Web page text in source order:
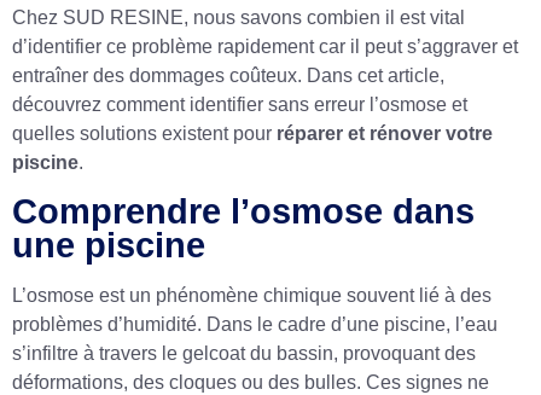
Chez SUD RESINE, nous savons combien il est vital
d’identifier ce problème rapidement car il peut s’aggraver et
entraîner des dommages coûteux. Dans cet article,
découvrez comment identifier sans erreur l’osmose et
quelles solutions existent pour réparer et rénover votre
piscine.
Comprendre l’osmose dans
une piscine
L’osmose est un phénomène chimique souvent lié à des
problèmes d’humidité. Dans le cadre d’une piscine, l’eau
s’infiltre à travers le gelcoat du bassin, provoquant des
déformations, des cloques ou des bulles. Ces signes ne